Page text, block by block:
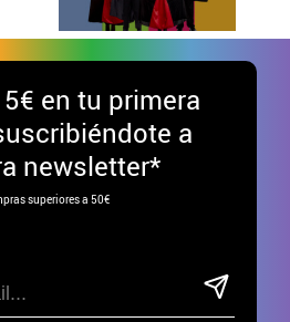
5€ en tu primera
a
newsletter*
superiores a 50€